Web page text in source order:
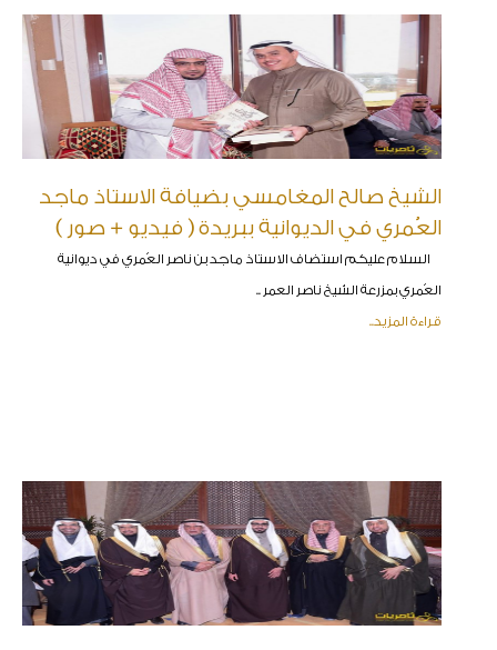
الشيخ صالح المغامسي بضيافة الاستاذ ماجد
العُمري في الديوانية ببريدة ( فيديو + صور )
السلام عليكم استضاف الاستاذ ماجد بن ناصر العُمري في ديوانية
العُمري بمزرعة الشيخ ناصر العمر ..
قراءة المزيد..